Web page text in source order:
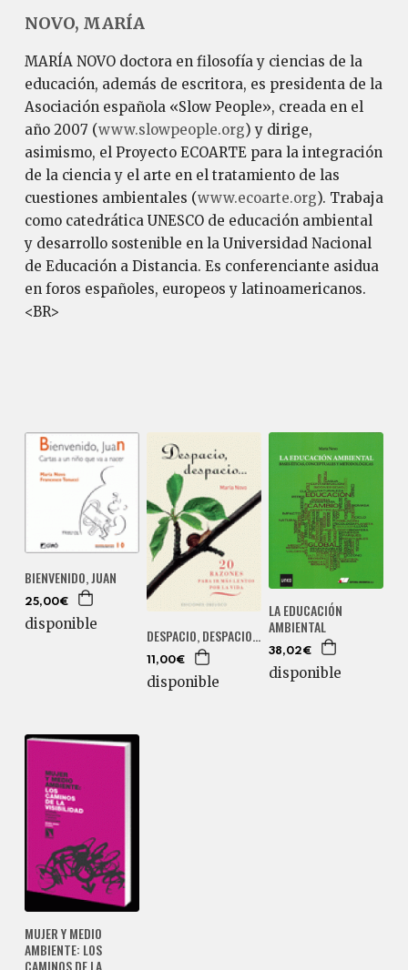
NOVO, MARÍA
MARÍA NOVO doctora en filosofía y ciencias de la
educación, además de escritora, es presidenta de la
Asociación española «Slow People», creada en el
año 2007 (www.slowpeople.org) y dirige,
asimismo, el Proyecto ECOARTE para la integración
de la ciencia y el arte en el tratamiento de las
cuestiones ambientales (www.ecoarte.org). Trabaja
como catedrática UNESCO de educación ambiental
y desarrollo sostenible en la Universidad Nacional
de Educación a Distancia. Es conferenciante asidua
en foros españoles, europeos y latinoamericanos.
<BR>
BIENVENIDO, JUAN
25,00€
disponible
DESPACIO, DESPACIO...
11,00€
disponible
LA EDUCACIÓN
AMBIENTAL
38,02€
disponible
MUJER Y MEDIO
AMBIENTE: LOS
CAMINOS DE LA